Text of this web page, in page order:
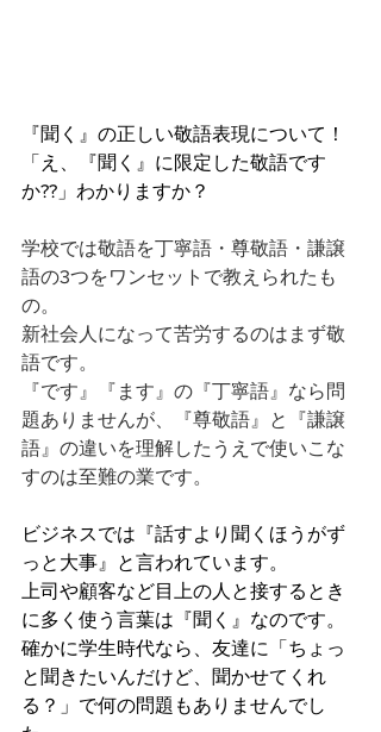
『聞く』の正しい敬語表現について！
「え、『聞く』に限定した敬語です
か??」わかりますか？
学校では敬語を丁寧語・尊敬語・謙譲
語の3つをワンセットで教えられたも
の。
新社会人になって苦労するのはまず敬
語です。
『です』『ます』の『丁寧語』なら問
題ありませんが、『尊敬語』と『謙譲
語』の違いを理解したうえで使いこな
すのは至難の業です。
ビジネスでは『話すより聞くほうがず
っと大事』と言われています。
上司や顧客など目上の人と接するとき
に多く使う言葉は『聞く』なのです。
確かに学生時代なら、友達に「ちょっ
と聞きたいんだけど、聞かせてくれ
る？」で何の問題もありませんでし